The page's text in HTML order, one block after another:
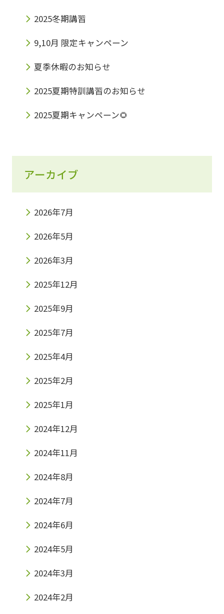
2025冬期講習
9,10月 限定キャンペーン
夏季休暇のお知らせ
2025夏期特訓講習のお知らせ
2025夏期キャンペーン🌻
アーカイブ
2026年7月
2026年5月
2026年3月
2025年12月
2025年9月
2025年7月
2025年4月
2025年2月
2025年1月
2024年12月
2024年11月
2024年8月
2024年7月
2024年6月
2024年5月
2024年3月
2024年2月